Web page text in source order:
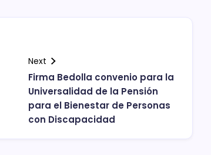
Next
Firma Bedolla convenio para la
Universalidad de la Pensión
para el Bienestar de Personas
con Discapacidad